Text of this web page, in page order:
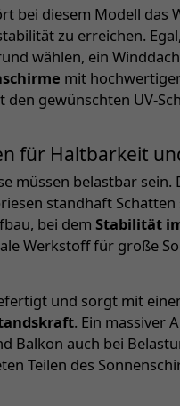
bei diesem Modell das
zu erreichen.
wählen, ein
mit
den gewünschten UV-
für Haltbarkeit
müssen belastbar
standhaft
bei dem Stabilität
Werkstoff für große
und sorgt mit
. Ein massiver
Balkon auch bei
Teilen des